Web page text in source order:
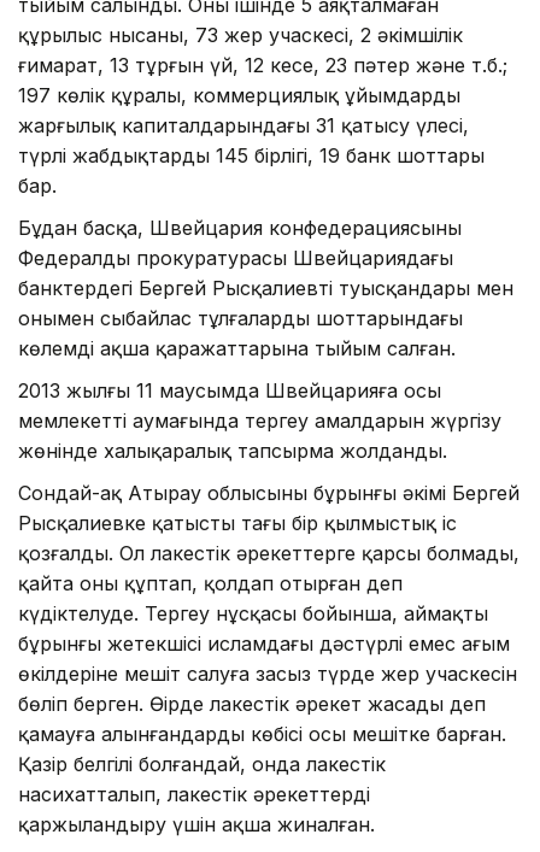
құрылыс нысаны, 73 жер учаскесі, 2 әкімшілік
ғимарат, 13 тұрғын үй, 12 кеңсе, 23 пәтер және т.б.;
197 көлік құралы, коммерциялық ұйымдардың
жарғылық капиталдарындағы 31 қатысу үлесі,
түрлі жабдықтардың 145 бірлігі, 19 банк шоттары
бар.
Бұдан басқа, Швейцария конфедерациясының
Федералды прокуратурасы Швейцариядағы
банктердегі Бергей Рысқалиевтің туысқандары мен
онымен сыбайлас тұлғалардың шоттарындағы
көлемді ақша қаражаттарына тыйым салған.
2013 жылғы 11 маусымда Швейцарияға осы
мемлекеттің аумағында тергеу амалдарын жүргізу
жөнінде халықаралық тапсырма жолданды.
Сондай-ақ Атырау облысының бұрынғы әкімі Бергей
Рысқалиевке қатысты тағы бір қылмыстық іс
қозғалды. Ол лаңкестік әрекеттерге қарсы болмады,
қайта оны құптап, қолдап отырған деп
күдіктелуде. Тергеу нұсқасы бойынша, аймақтың
бұрынғы жетекшісі исламдағы дәстүрлі емес ағым
өкілдеріне мешіт салуға заңсыз түрде жер учаскесін
бөліп берген. Өңірде лаңкестік әрекет жасады деп
қамауға алынғандардың көбісі осы мешітке барған.
Қазір белгілі болғандай, онда лаңкестік
насихатталып, лаңкестік әрекеттерді
қаржыландыру үшін ақша жиналған.